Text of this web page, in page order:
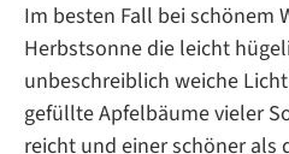
Im besten Fall bei schönem
Herbstsonne die leicht
unbeschreiblich weiche
gefüllte Apfelbäume vieler
reicht und einer schöner als